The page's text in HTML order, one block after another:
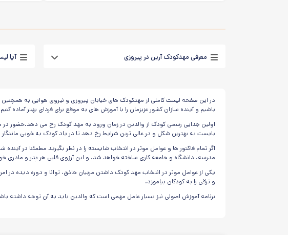
معرفی مهدکودک آرین در پیروزی آیا
در این صفحه لیست کاملی از مهدکودک های خیابان پیروزی و نیروی هوایی به همچنین
باشیم و آینده سازان کشور عزیزمان را با آموزش های به موقع برای فردای بهتر آماده
اولین جدایی رسمی کودک از والدین در زمان ورود به مهد کودک رخ می دهد.حضور
بایست به بهترین شکل و در عالی ترین شرایط رخ دهد تا در یاد کودک به خوبی
اگر تمام فاکتور ها و عوامل موثر در انتخاب شایسته را در نظر بگیرید مطمئنا در
مدرسه، دانشگاه و جامعه کاری ساخته خواهد شد. و این آرزوی قلبی هر پدر و مادری
یکی از عوامل موثر در انتخاب مهد کودک داشتن مربیان حاذق، توانا و دوره دیده
و ترقی را به کودکان بیاموزد.
برنامه آموزش اصولی نیز بسیار عامل مهمی است که والدین باید به آن توجه داشته